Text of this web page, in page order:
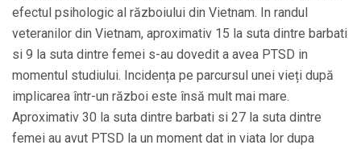
efectul psihologic al războiului din Vietnam. In randul
veteranilor din Vietnam, aproximativ 15 la suta dintre barbati
si 9 la suta dintre femei s-au dovedit a avea PTSD in
momentul studiului. Incidența pe parcursul unei vieți după
implicarea într-un război este însă mult mai mare.
Aproximativ 30 la suta dintre barbati si 27 la suta dintre
femei au avut PTSD la un moment dat in viata lor dupa